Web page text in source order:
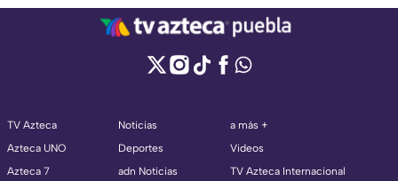
TV Azteca
Azteca UNO
Azteca 7
Noticias
Deportes
adn Noticias
a más +
Videos
TV Azteca Internacional